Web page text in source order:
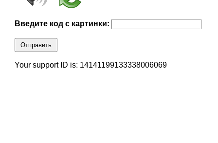
Введите код с картинки:
Отправить
Your support ID is: 14141199133338006069